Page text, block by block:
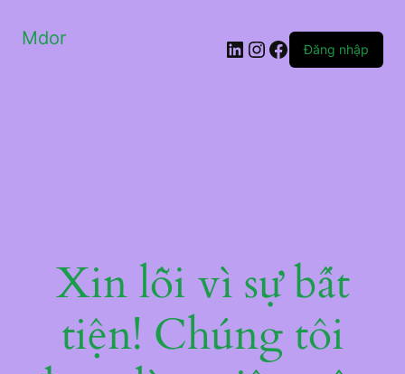
Mdor LinkedIn
Instagram
Facebook
Đăng nhập
Xin lỗi vì sự bất
tiện! Chúng tôi